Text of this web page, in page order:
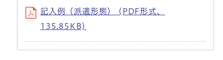
記入例（派遣形態） (PDF形式、
135.85KB)